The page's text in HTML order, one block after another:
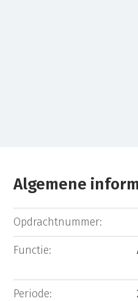
Algemene
Opdrachtnummer:
Functie:
Periode: